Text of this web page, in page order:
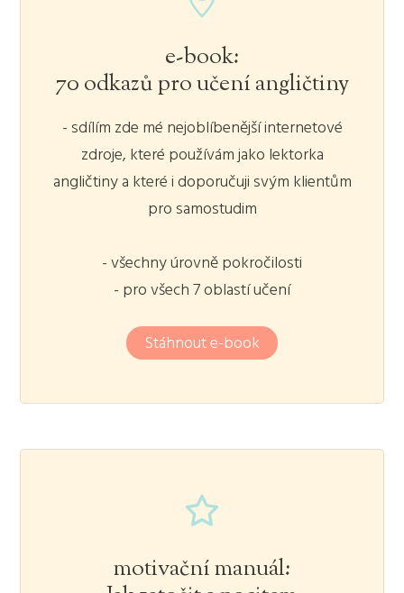
e-book:
70 odkazů pro učení angličtiny
- sdílím zde mé nejoblíbenější internetové
zdroje, které používám jako lektorka
angličtiny a které i doporučuji svým klientům
pro samostudim
- všechny úrovně pokročilosti
- pro všech 7 oblastí učení
Stáhnout e-book
motivační manuál: